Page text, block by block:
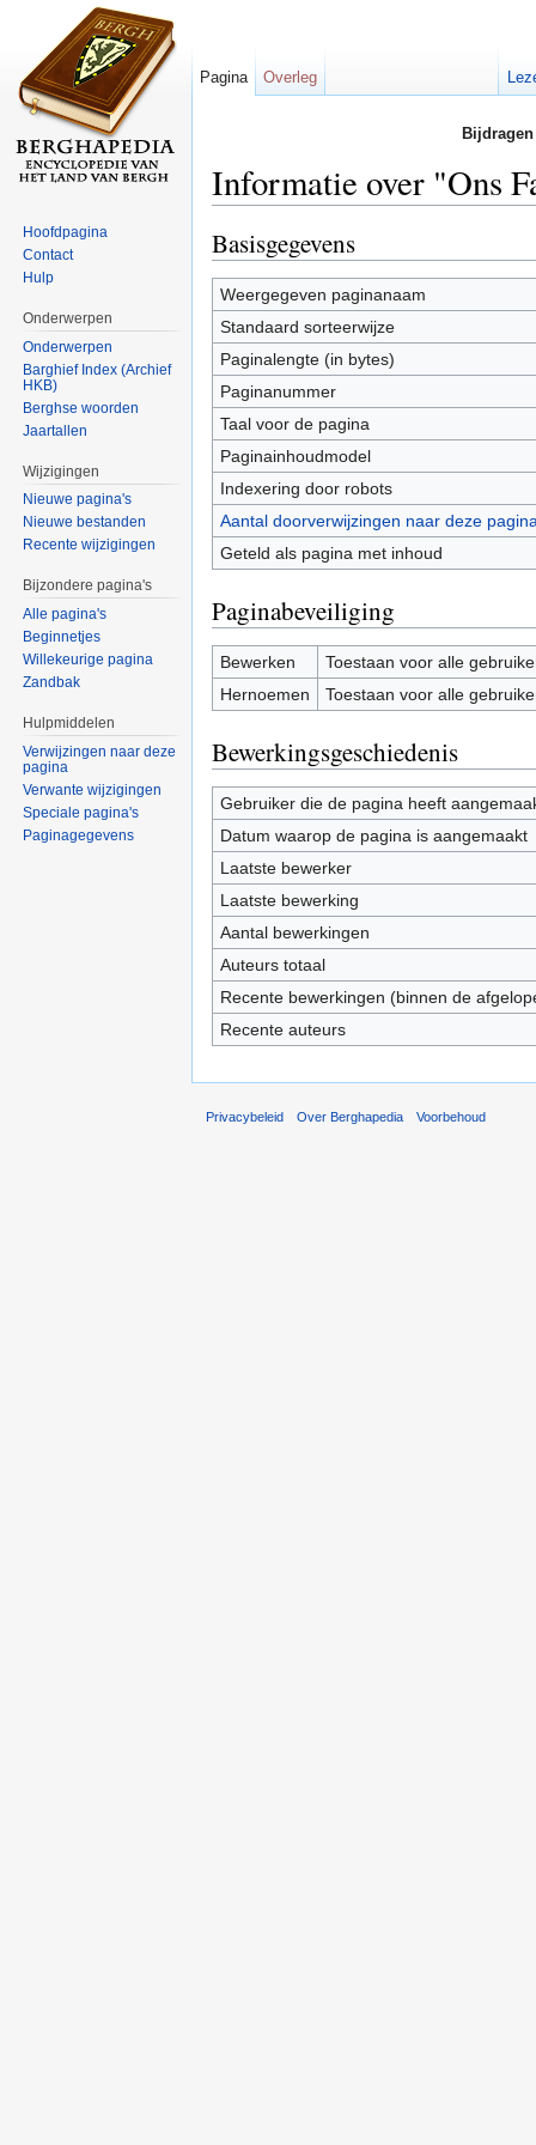
Informatie over "Ons
Basisgegevens
Weergegeven paginanaam
Standaard sorteerwijze
Paginalengte (in bytes)
Paginanummer
Taal voor de pagina
Paginainhoudmodel
Indexering door robots
Aantal doorverwijzingen naar deze
Geteld als pagina met inhoud
Paginabeveiliging
Bewerken
Toestaan voor alle
Hernoemen
Toestaan voor alle
Bewerkingsgeschiedenis
Gebruiker die de pagina heeft
Datum waarop de pagina is aangemaakt
Laatste bewerker
Laatste bewerking
Aantal bewerkingen
Auteurs totaal
Recente bewerkingen (binnen de
Recente auteurs
Pagina Overleg
Hoofdpagina
Contact
Hulp
Onderwerpen
Onderwerpen
Barghief Index (Archief
HKB)
Berghse woorden
Jaartallen
Wijzigingen
Nieuwe pagina's
Nieuwe bestanden
Recente wijzigingen
Bijzondere pagina's
Alle pagina's
Beginnetjes
Willekeurige pagina
Zandbak
Hulpmiddelen
Verwijzingen naar deze
pagina
Verwante wijzigingen
Speciale pagina's
Paginagegevens
Privacybeleid Over Berghapedia Voorbehoud